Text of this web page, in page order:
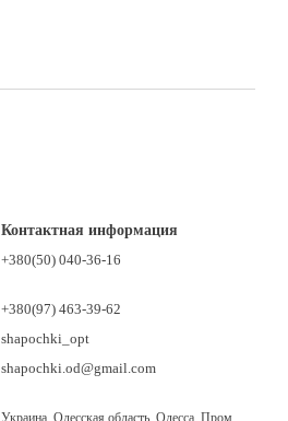
Контактная информация
+380(50) 040-36-16
+380(97) 463-39-62
shapochki_opt
shapochki.od@gmail.com
Украина, Одесская область, Одесса, Пром.